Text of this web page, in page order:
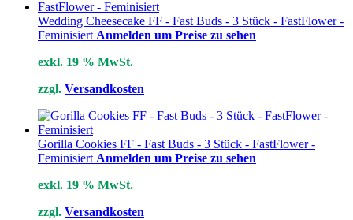
Wedding Cheesecake FF - Fast Buds - 3 Stück - FastFlower -
Feminisiert Anmelden um Preise zu sehen
exkl. 19 % MwSt.
zzgl. Versandkosten
Gorilla Cookies FF - Fast Buds - 3 Stück - FastFlower -
Feminisiert Anmelden um Preise zu sehen
exkl. 19 % MwSt.
zzgl. Versandkosten